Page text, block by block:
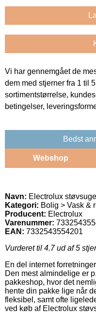
Vi har gennemgået de
dem med stjerner fra 1 til
sortimentstørrelse,
betingelser,
Bedst
Webshop
Navn: Electrolux
Kategori: Bolig > Vask &
Producent: Electrolux
Varenummer:
EAN: 7332543554201
Vurderet til 4.7ud af 5
En del internet
Den mest almindelige er
pakkeshop, hvor det
hente din pakke lige når
fleksibel, samt ofte
ved køb af Electrolux